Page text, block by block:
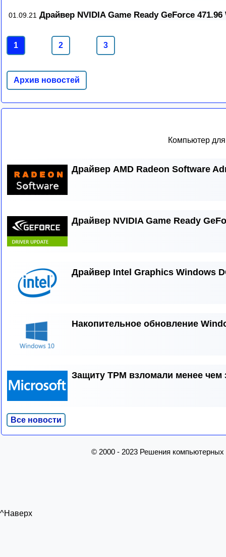
01.09.21 Драйвер NVIDIA Game Ready GeForce 471.96
1 2 3
Архив новостей
Компьютер
Драйвер AMD Radeon Software
Драйвер NVIDIA Game Ready
Драйвер Intel Graphics Windows
Накопительное обновление
Защиту TPM взломали менее чем
Все новости
© 2000 - 2023 Решения
^Наверх